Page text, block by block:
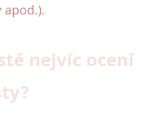
apod.).
nejvíc ocení